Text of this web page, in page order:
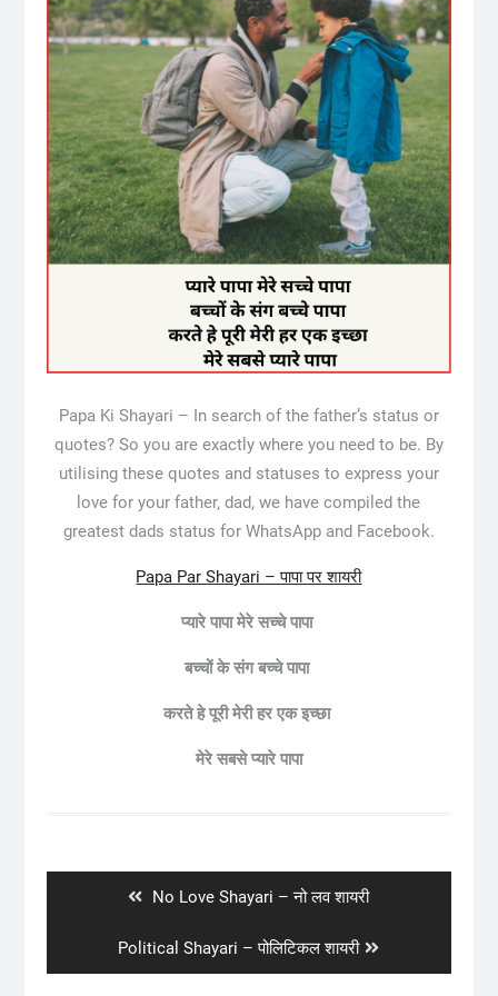
Papa Ki Shayari – In search of the father’s status or
quotes? So you are exactly where you need to be. By
utilising these quotes and statuses to express your
love for your father, dad, we have compiled the
greatest dads status for WhatsApp and Facebook.
Papa Par Shayari – पापा पर शायरी
प्यारे पापा मेरे सच्चे पापा
बच्चों के संग बच्चे पापा
करते हे पूरी मेरी हर एक इच्छा
मेरे सबसे प्यारे पापा
Previous
No Love Shayari – नो लव शायरी
Next
post:
Political Shayari – पोलिटिकल शायरी